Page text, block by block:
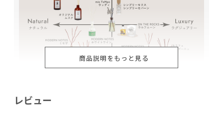
商品説明をもっと見る
レビュー